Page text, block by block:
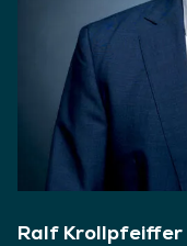
Ralf Krollpfeiffer